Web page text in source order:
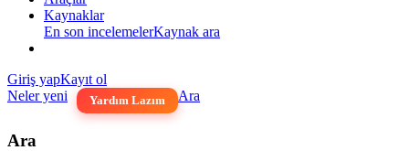
Kaynaklar
En son incelemelerKaynak ara
Giriş yapKayıt ol
Neler yeni
Yardım Lazım Ara
Ara